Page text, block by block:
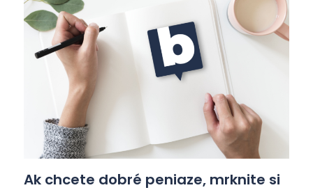
Ak chcete dobré peniaze, mrknite si